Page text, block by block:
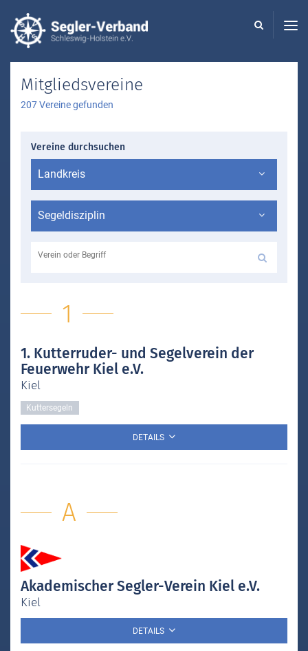
Mitgliedsvereine
207 Vereine gefunden
Vereine durchsuchen
Landkreis
Segeldisziplin
1
1. Kutterruder- und Segelverein der
Feuerwehr Kiel e.V.
Kiel
Kuttersegeln
DETAILS
A
Akademischer Segler-Verein Kiel e.V.
Kiel
DETAILS